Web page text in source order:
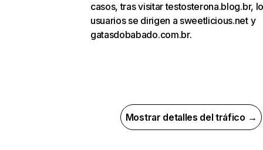
casos, tras visitar testosterona.blog.br,
usuarios se dirigen a sweetlicious.net y
gatasdobabado.com.br.
Mostrar detalles del tráfico →